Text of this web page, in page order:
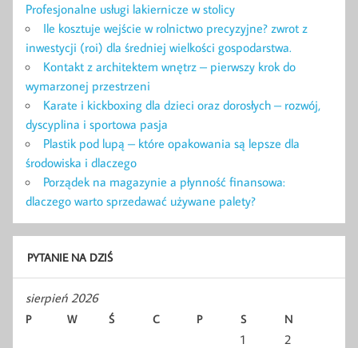
Profesjonalne usługi lakiernicze w stolicy
Ile kosztuje wejście w rolnictwo precyzyjne? zwrot z
inwestycji (roi) dla średniej wielkości gospodarstwa.
Kontakt z architektem wnętrz – pierwszy krok do
wymarzonej przestrzeni
Karate i kickboxing dla dzieci oraz dorosłych – rozwój,
dyscyplina i sportowa pasja
Plastik pod lupą – które opakowania są lepsze dla
środowiska i dlaczego
Porządek na magazynie a płynność finansowa:
dlaczego warto sprzedawać używane palety?
PYTANIE NA DZIŚ
sierpień 2026
P W Ś C P S N
1
2